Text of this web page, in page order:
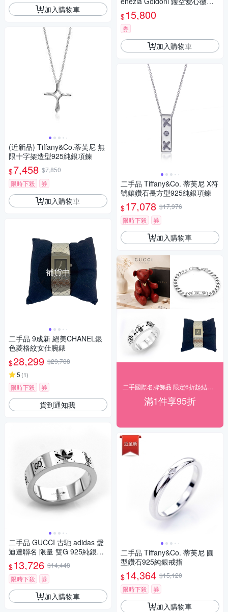
加入購物車
(近新品) Tiffany&Co.蒂芙尼 無
限十字架造型925純銀項鍊
$7,458 $7,850
限時下殺
券
加入購物車
補貨中
二手品 9成新 絕美CHANEL銀
色菱格紋女仕腕錶
$28,299 $29,788
5 (1)
限時下殺 券
貨到通知我
二手品 GUCCI 古馳 adidas 愛
迪達聯名 限量 雙G 925純銀戒
指
$13,726 $14,448
限時下殺
券
加入購物車
吊飾925純銀項鍊
$15,800
券
加入購物車
二手品 Tiffany&Co. 蒂芙尼 X符
號鑲鑽石長方型925純銀項鍊
$17,078 $17,976
限時下殺
券
加入購物車
滿1件享95折
二手品 Tiffany&Co. 蒂芙尼 圓
型鑽石925純銀戒指
$14,364 $15,120
限時下殺
券
加入購物車